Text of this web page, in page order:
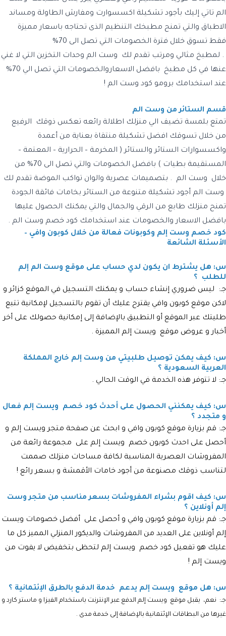
الم تاتي إليك بأجود تشكيلة اكسسوارت ومفارش الطاولة ومساند
الاطباق والتي تمنح مطبخك التنظيم الذى تحتاجه باسعار مميزة
فقط تسوق خلال فترة الخصومات التي تصل الى 70%
. لمطبخ مثالي ومرتب تقدم لك وست الم وحدات التخزين التي لا غني
عنها في كل مطبخ بافضل الاسعاروالخصومات التي تصل الي 70%
عند استخدامك برومو كود وست الم !
قسم الستائر من وست الم
تمتع بلمسة تضيف الي منزلك اطلالة رائعه تعكس ذوقك الرفيع
من خلال تسوقك افضل تشكيلة منتقاة بعناية من أعمدة
واكسسوارات الستائر والستائر ( المخرمة – الحرارية – المعتمة –
المستقيمة بطيات ) بافضل الخصومات والتي تصل الى 70% من
خلال وست الم . بتصميمات عصرية والوان تواكب الموضة تقدم لك
وست الم أجود تشكيلة متنوعة من الستائر بخامات فائقة الجودة
تمنح منزلك طابع من الرقي والجمال والتي يمكنك الحصول عليها
بافضل الاسعار والخصومات عند استخدامك كود خصم وست الم .
كود خصم وست إلم وكوبونات فعالة من خلال كوبون وافي –
الأسئلة الشائعة
س: هل يشترط ان يكون لدي حساب على موقع وست الم إلم
للطلب ؟
جـ: ليس ضروري إنشاء حساب و يمكنك التسجيل في الموقع كزائر و
لاكن موقع كوبون وافي يقترح عليك أن تقوم بالتسجيل لإمكانية تتبع
طليتك عبر الموقع أو التطبيق بالإضافة إلى إمكانية حصولك على أخر
أخبار و عروض موقع ويست إلم المميزة .
س: كيف يمكن توصيل طلبيتي من وست إلم خارج المملكة
العربية السعودية ؟
جـ: لا تتوفر هذه الخدمة في الوقت الحالي .
س: كيف يمكنني الحصول على أحدث كود خصم ويست إلم فعال
و متجدد ؟
جـ: قم بزيارة موقع كوبون وافي و ابحث عن صفحة متجر ويست إلم و
أحصل على احدث كوبون خصم ويست إلم على مجموعة رائعة من
المفروشات العصرية المناسبة لكافة مساحات منزلك صممت
لتناسب ذوقك مصنوعة من أجود خامات الأقمشة و بسعر رائع !
س: كيف اقوم بشراء المفروشات بسعر مناسب من متجر وست
إلم أونلاين ؟
جـ: قم بزيارة موقع كوبون وافي و أحصل على أفضل خصومات ويست
إلم أونلاين على العديد من المفروشات والديكور المنزلي المميز كل ما
عليك هو تفعيل كود خصم ويست إلم لتحظى بتخفيض لا يفوت من
ويست إلم !
س: هل موقع ويست إلم يدعم خدمة الدفع بالطرق الإئتمانية ؟
جـ: نعم، يقبل موقع ويست إلم الدفع عبر الإنترنت باستخدام الفيزا و ماستر كارد و
غيرها من البطاقات الإئتمانية بالإضافة إلى خدمة مدى .